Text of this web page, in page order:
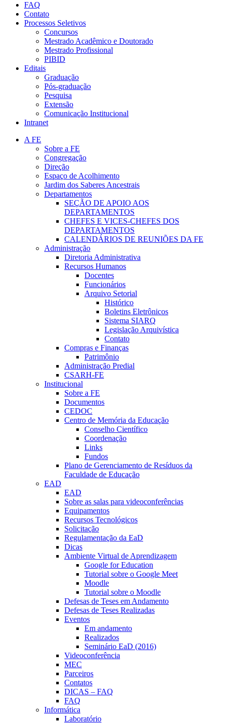
FAQ
Contato
Processos Seletivos
Concursos
Mestrado Acadêmico e Doutorado
Mestrado Profissional
PIBID
Editais
Graduação
Pós-graduação
Pesquisa
Extensão
Comunicação Institucional
Intranet
A FE
Sobre a FE
Congregação
Direção
Espaço de Acolhimento
Jardim dos Saberes Ancestrais
Departamentos
SEÇÃO DE APOIO AOS
DEPARTAMENTOS
CHEFES E VICES-CHEFES DOS
DEPARTAMENTOS
CALENDÁRIOS DE REUNIÕES DA FE
Administração
Diretoria Administrativa
Recursos Humanos
Docentes
Funcionários
Arquivo Setorial
Histórico
Boletins Eletrônicos
Sistema SIARQ
Legislação Arquivística
Contato
Compras e Finanças
Patrimônio
Administração Predial
CSARH-FE
Institucional
Sobre a FE
Documentos
CEDOC
Centro de Memória da Educação
Conselho Científico
Coordenação
Links
Fundos
Plano de Gerenciamento de Resíduos da
Faculdade de Educação
EAD
EAD
Sobre as salas para videoconferências
Equipamentos
Recursos Tecnológicos
Solicitação
Regulamentação da EaD
Dicas
Ambiente Virtual de Aprendizagem
Google for Education
Tutorial sobre o Google Meet
Moodle
Tutorial sobre o Moodle
Defesas de Teses em Andamento
Defesas de Teses Realizadas
Eventos
Em andamento
Realizados
Seminário EaD (2016)
Videoconferência
MEC
Parceiros
Contatos
DICAS – FAQ
FAQ
Informática
Laboratório